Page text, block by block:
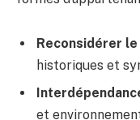
Reconsidérer
historiques et
et